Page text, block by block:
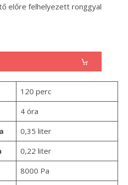
előre felhelyezett ronggyal
120 perc
4 óra
0,35 liter
0,22 liter
8000 Pa